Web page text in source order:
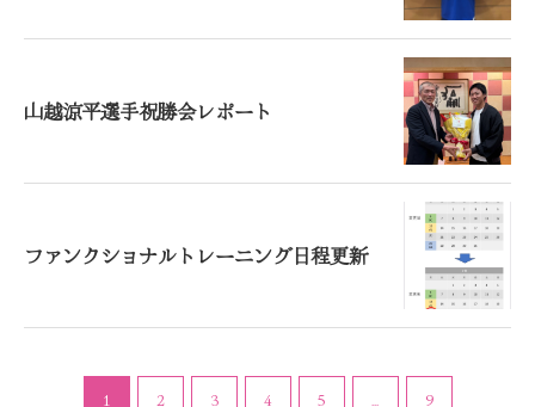
山越涼平選手祝勝会レポート
ファンクショナルトレーニング日程更新
1 2 3 4 5 ... 9